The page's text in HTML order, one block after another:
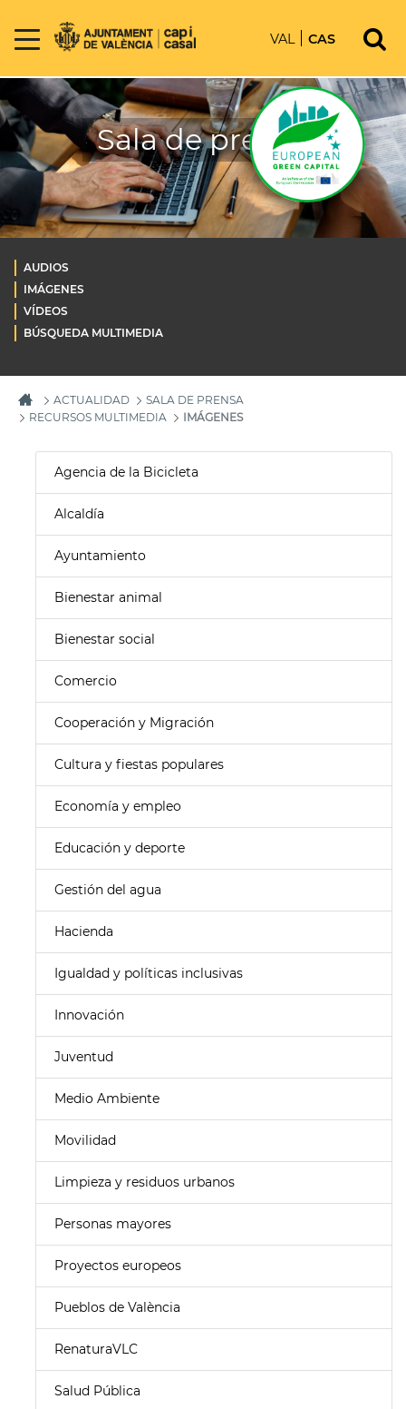
VAL CAS
Sala de prensa
AUDIOS
IMÁGENES
VÍDEOS
BÚSQUEDA MULTIMEDIA
ACTUALIDAD
SALA DE PRENSA
RECURSOS MULTIMEDIA
IMÁGENES
Agencia de la Bicicleta
Alcaldía
Ayuntamiento
Bienestar animal
Bienestar social
Comercio
Cooperación y Migración
Cultura y fiestas populares
Economía y empleo
Educación y deporte
Gestión del agua
Hacienda
Igualdad y políticas inclusivas
Innovación
Juventud
Medio Ambiente
Movilidad
Limpieza y residuos urbanos
Personas mayores
Proyectos europeos
Pueblos de València
RenaturaVLC
Salud Pública